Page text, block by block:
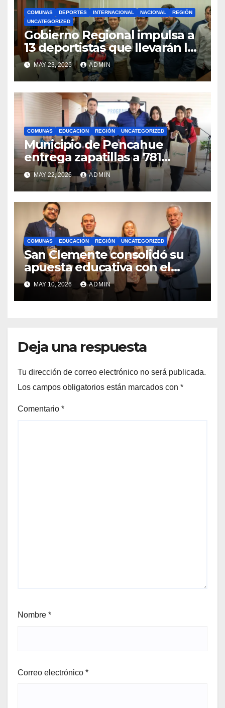
COMUNAS DEPORTES INTERNACIONAL NACIONAL
REGIÓN
UNCATEGORIZED
Gobierno Regional impulsa a
13 deportistas que llevarán la
bandera maulina a
competencias
internacionales
MAY 23, 2026 ADMIN
COMUNAS EDUCACION REGIÓN UNCATEGORIZED
Municipio de Pencahue
entrega zapatillas a 781
estudiantes con recursos del
Royalty Minero
MAY 22, 2026 ADMIN
COMUNAS EDUCACION REGIÓN UNCATEGORIZED
San Clemente consolidó su
apuesta educativa con el
lanzamiento del
Preuniversitario Brotes 2026
MAY 10, 2026 ADMIN
Deja una respuesta
Tu dirección de correo electrónico no será publicada.
Los campos obligatorios están marcados con *
Comentario *
Nombre *
Correo electrónico *